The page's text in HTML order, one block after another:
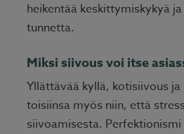
heikentää keskittymiskykyä
tunnetta.
Miksi siivous voi itse
Yllättävää kyllä, kotisiivous
toisiinsa myös niin, että
siivoamisesta. Perfektionismi